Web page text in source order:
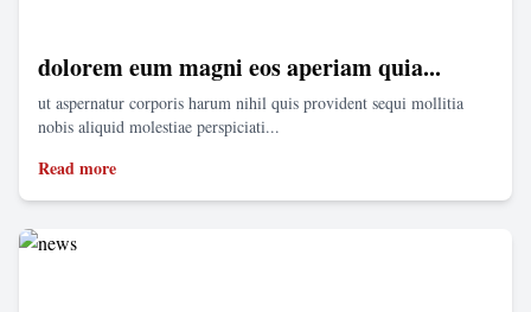
dolorem eum magni eos aperiam quia...
ut aspernatur corporis harum nihil quis provident sequi mollitia
nobis aliquid molestiae perspiciati...
Read more